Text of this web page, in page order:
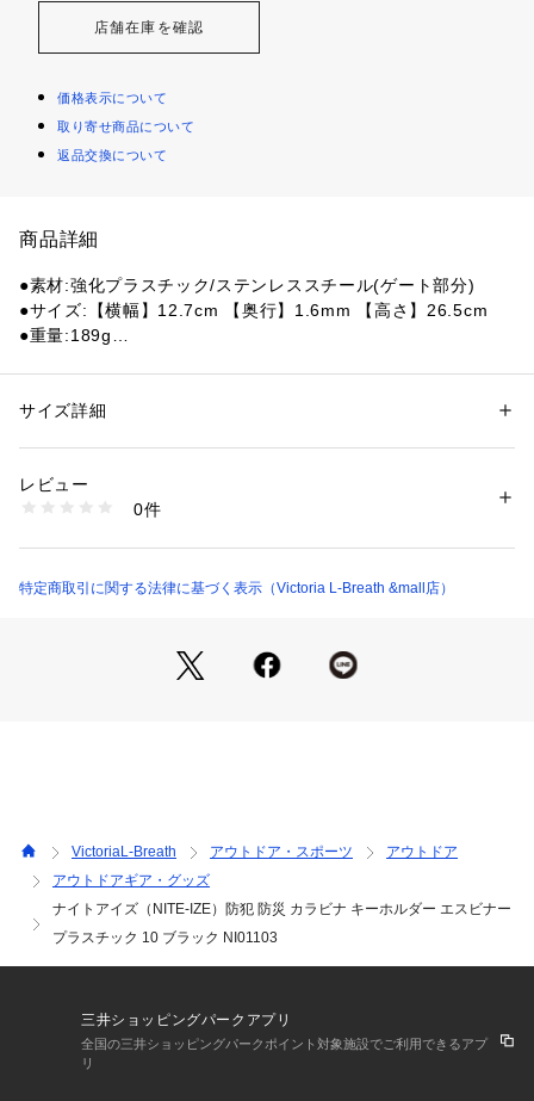
店舗在庫を確認
価格表示について
取り寄せ商品について
返品交換について
商品詳細
●素材:強化プラスチック/ステンレススチール(ゲート部分)
●サイズ:【横幅】12.7cm 【奥行】1.6mm 【高さ】26.5cm
●重量:189g
●軽さと強さを兼ね備えたエスビナープラスチックシリーズ
ーンで楽しめます。
なる場合がございます。
※掲載の価格・製品のパッケージ・デザイン・仕様について、
予告なく変更することがあります。あらかじめご了承くださ
性別：レディース
ッズ
1540300139820
サイズ詳細
レビュー
0件
特定商取引に関する法律に基づく表示（Victoria L-Breath &mall店）
VictoriaL-Breath アウトドア・スポーツ
アウトドア
アウトドアギア・グッズ
ナイトアイズ（NITE-IZE）防犯 防災 カラビナ キーホルダー エスビナー
プラスチック 10 ブラック NI01103
三井ショッピングパークアプリ
全国の三井ショッピングパークポイント対象施設でご利用できるアプ
リ